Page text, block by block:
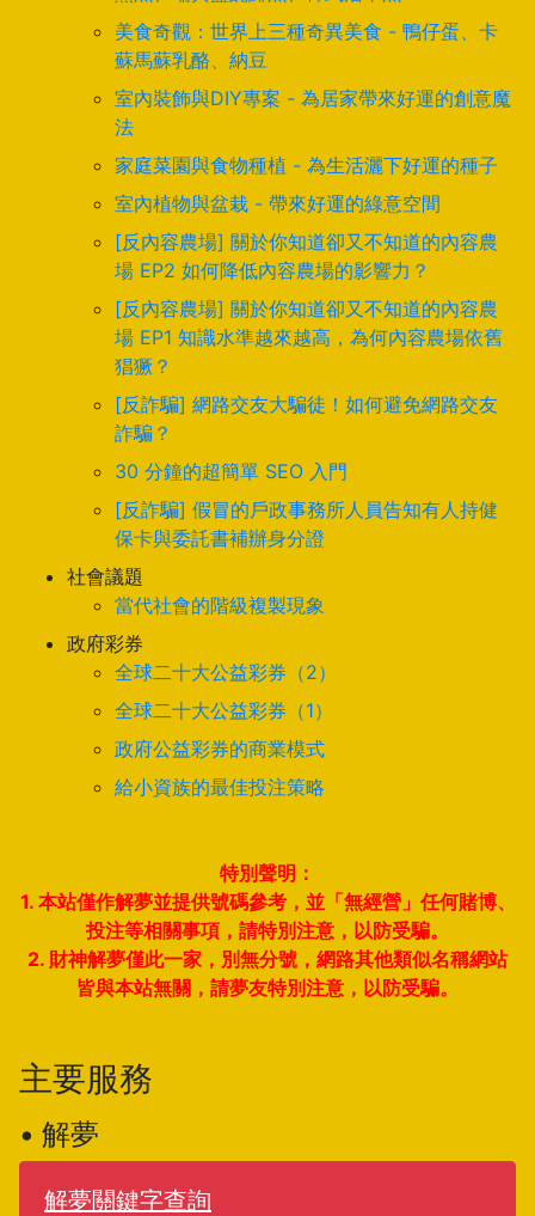
美食奇觀：世界上三種奇異美食 - 鴨仔蛋、卡
蘇馬蘇乳酪、納豆
室內裝飾與DIY專案 - 為居家帶來好運的創意魔
法
家庭菜園與食物種植 - 為生活灑下好運的種子
室內植物與盆栽 - 帶來好運的綠意空間
[反內容農場] 關於你知道卻又不知道的內容農
場 EP2 如何降低內容農場的影響力？
[反內容農場] 關於你知道卻又不知道的內容農
場 EP1 知識水準越來越高，為何內容農場依舊
猖獗？
[反詐騙] 網路交友大騙徒！如何避免網路交友
詐騙？
30 分鐘的超簡單 SEO 入門
[反詐騙] 假冒的戶政事務所人員告知有人持健
保卡與委託書補辦身分證
社會議題
當代社會的階級複製現象
政府彩券
全球二十大公益彩券（2）
全球二十大公益彩券（1）
政府公益彩券的商業模式
給小資族的最佳投注策略
特別聲明：
1. 本站僅作解夢並提供號碼參考，並「無經營」任何賭博、
投注等相關事項，請特別注意，以防受騙。
2. 財神解夢僅此一家，別無分號，網路其他類似名稱網站
皆與本站無關，請夢友特別注意，以防受騙。
主要服務
• 解夢
解夢關鍵字查詢